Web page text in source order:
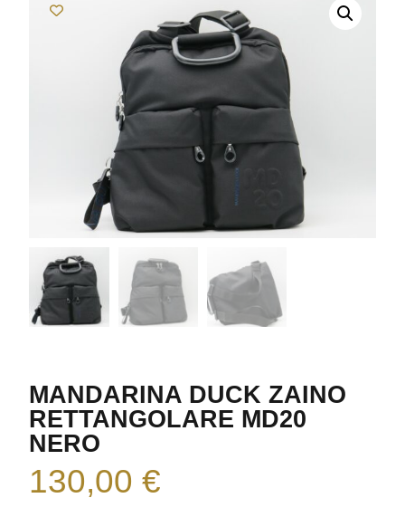
MANDARINA DUCK ZAINO
RETTANGOLARE MD20
NERO
130,00€